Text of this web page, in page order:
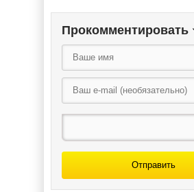
Прокомментировать
Отправить